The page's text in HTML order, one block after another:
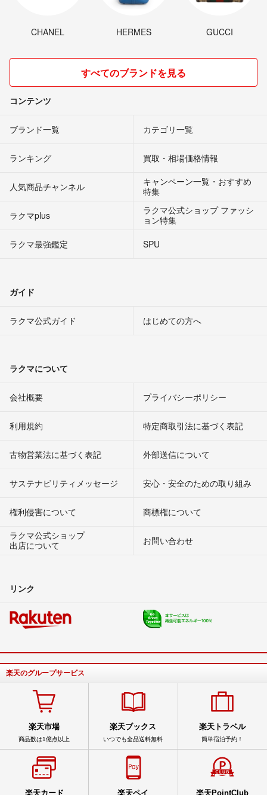
CHANEL HERMES GUCCI
すべてのブランドを見る
コンテンツ
ブランド一覧 カテゴリ一覧
ランキング 買取・相場価格情報
人気商品チャンネル
キャンペーン一覧・おすすめ
特集
ラクマplus
ラクマ公式ショップ ファッシ
ョン特集
ラクマ最強鑑定
SPU
ガイド
ラクマ公式ガイド はじめての方へ
ラクマについて
会社概要 プライバシーポリシー
利用規約 特定商取引法に基づく表記
古物営業法に基づく表記 外部送信について
サステナビリティメッセージ 安心・安全のための取り組み
権利侵害について
商標権について
ラクマ公式ショップ
出店について
お問い合わせ
リンク
楽天のグループサービス
楽天市場
商品数は1億点以上
楽天ブックス
いつでも全品送料無料
楽天トラベル
簡単宿泊予約！
楽天カード 楽天ペイ 楽天PointClub